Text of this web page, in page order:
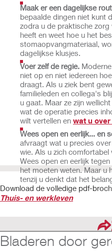
Maak er een dagelijkse
bepaalde dingen niet kunt
zodra u de praktische
heeft en weet hoe u het
stomaopvangmateriaal,
dagelijkse klusjes.
Voer zelf de regie.
niet op en niet iedereen
draagt. Als u ziek bent
familieleden en collega's
u gaat. Maar ze zijn
wat de operatie precies
wilt vertellen en wat u
Wees open en eerlijk... en
afvraagt wat u precies
wie. Als u zich comfortabel
Wees open en eerlijk
het moeten weten. Maar u
tenzij u denkt dat het
Download de volledige pdf-
Thuis- en werkleven
Bladeren door